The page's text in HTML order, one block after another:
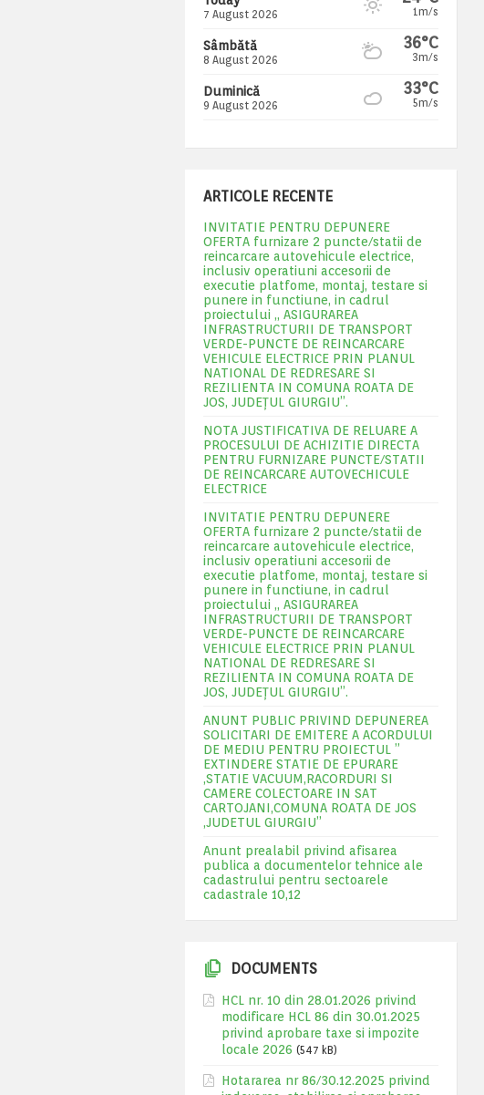
7 August 2026 1m/s
Sâmbătă
8 August 2026
36°C
3m/s
Duminică
9 August 2026
33°C
5m/s
ARTICOLE RECENTE
INVITATIE PENTRU DEPUNERE
OFERTA furnizare 2 puncte/statii de
reincarcare autovehicule electrice,
inclusiv operatiuni accesorii de
executie platfome, montaj, testare si
punere in functiune, in cadrul
proiectului „ ASIGURAREA
INFRASTRUCTURII DE TRANSPORT
VERDE-PUNCTE DE REINCARCARE
VEHICULE ELECTRICE PRIN PLANUL
NATIONAL DE REDRESARE SI
REZILIENTA IN COMUNA ROATA DE
JOS, JUDEŢUL GIURGIU”.
NOTA JUSTIFICATIVA DE RELUARE A
PROCESULUI DE ACHIZITIE DIRECTA
PENTRU FURNIZARE PUNCTE/STATII
DE REINCARCARE AUTOVECHICULE
ELECTRICE
INVITATIE PENTRU DEPUNERE
OFERTA furnizare 2 puncte/statii de
reincarcare autovehicule electrice,
inclusiv operatiuni accesorii de
executie platfome, montaj, testare si
punere in functiune, in cadrul
proiectului „ ASIGURAREA
INFRASTRUCTURII DE TRANSPORT
VERDE-PUNCTE DE REINCARCARE
VEHICULE ELECTRICE PRIN PLANUL
NATIONAL DE REDRESARE SI
REZILIENTA IN COMUNA ROATA DE
JOS, JUDEŢUL GIURGIU”.
ANUNT PUBLIC PRIVIND DEPUNEREA
SOLICITARI DE EMITERE A ACORDULUI
DE MEDIU PENTRU PROIECTUL ”
EXTINDERE STATIE DE EPURARE
,STATIE VACUUM,RACORDURI SI
CAMERE COLECTOARE IN SAT
CARTOJANI,COMUNA ROATA DE JOS
,JUDETUL GIURGIU”
Anunt prealabil privind afisarea
publica a documentelor tehnice ale
cadastrului pentru sectoarele
cadastrale 10,12
DOCUMENTS
HCL nr. 10 din 28.01.2026 privind
modificare HCL 86 din 30.01.2025
privind aprobare taxe si impozite
locale 2026 (547 kB)
Hotararea nr 86/30.12.2025 privind